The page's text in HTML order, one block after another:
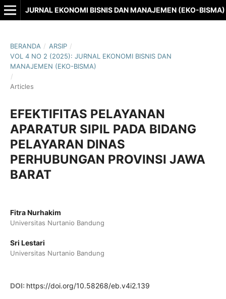
JURNAL EKONOMI BISNIS DAN MANAJEMEN (EKO-BISMA)
BERANDA / ARSIP /
VOL 4 NO 2 (2025): JURNAL EKONOMI BISNIS DAN
MANAJEMEN (EKO-BISMA)
/
Articles
EFEKTIFITAS PELAYANAN
APARATUR SIPIL PADA BIDANG
PELAYARAN DINAS
PERHUBUNGAN PROVINSI JAWA
BARAT
Fitra Nurhakim
Universitas Nurtanio Bandung
Sri Lestari
Universitas Nurtanio Bandung
DOI: https://doi.org/10.58268/eb.v4i2.139